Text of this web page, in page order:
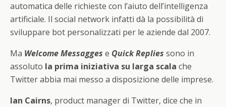
automatica delle richieste con l’aiuto dell’intelligenza
artificiale. Il social network infatti dà la possibilità di
sviluppare bot personalizzati per le aziende dal 2007.
Ma Welcome Messagges e Quick Replies sono in
assoluto la prima iniziativa su larga scala che
Twitter abbia mai messo a disposizione delle imprese.
Ian Cairns, product manager di Twitter, dice che in